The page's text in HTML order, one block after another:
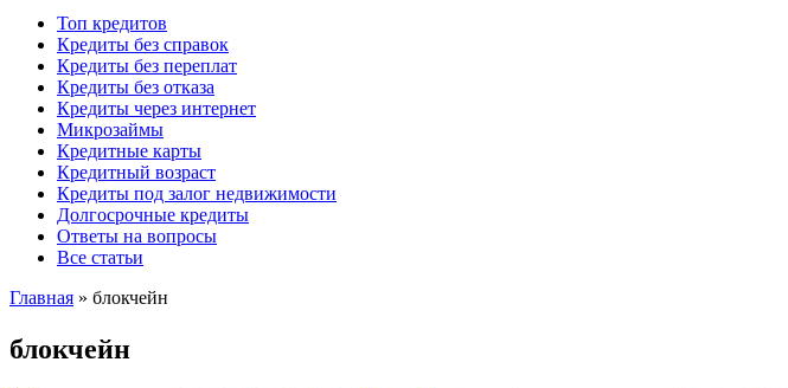
Топ кредитов
Кредиты без справок
Кредиты без переплат
Кредиты без отказа
Кредиты через интернет
Микрозаймы
Кредитные карты
Кредитный возраст
Кредиты под залог недвижимости
Долгосрочные кредиты
Ответы на вопросы
Все статьи
Главная » блокчейн
блокчейн